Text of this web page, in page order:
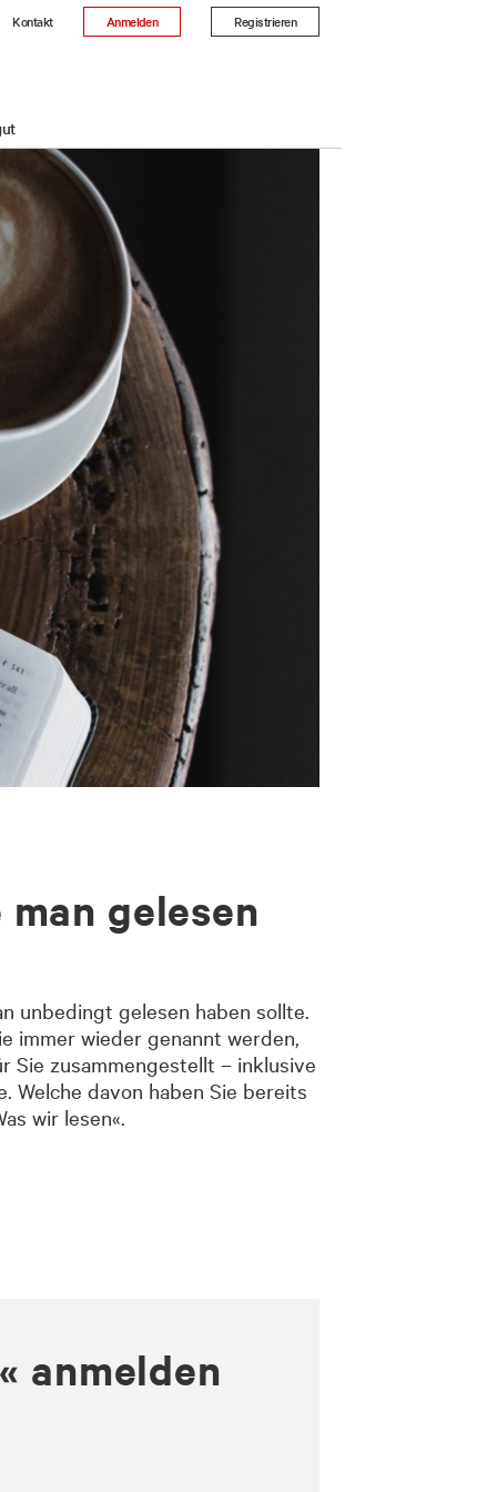
Kontakt Anmelden Registrieren
gelesen
unbedingt gelesen haben sollte.
immer wieder genannt werden,
Sie zusammengestellt – inklusive
Welche davon haben Sie bereits
wir lesen«.
anmelden